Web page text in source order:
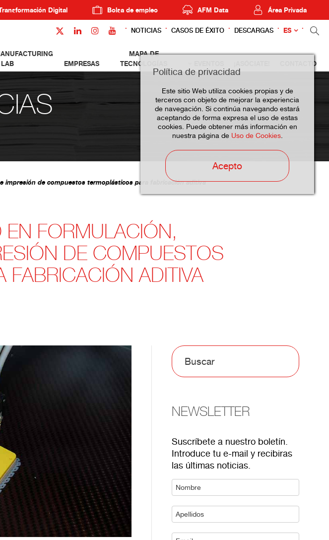
Digital Bolsa de empleo AFM Data Área Privada
NOTICIAS CASOS DE ÉXITO DESCARGAS ES
LAB
EMPRESAS
MAPA DE
TECNOLOGÍAS
CONTACTO
Política de privacidad
Este sitio Web utiliza cookies propias y de
terceros con objeto de mejorar la experiencia
de navegación. Si continúa navegando estará
aceptando de forma expresa el uso de estas
cookies. Puede obtener más información en
nuestra página de Uso de Cookies.
Acepto
impresión de compuestos termoplásticos para fabricación aditiva
EN FORMULACIÓN,
DE COMPUESTOS
ADITIVA
NEWSLETTER
Suscríbete a nuestro boletín.
Introduce tu e-mail y recibiras
las últimas noticias.